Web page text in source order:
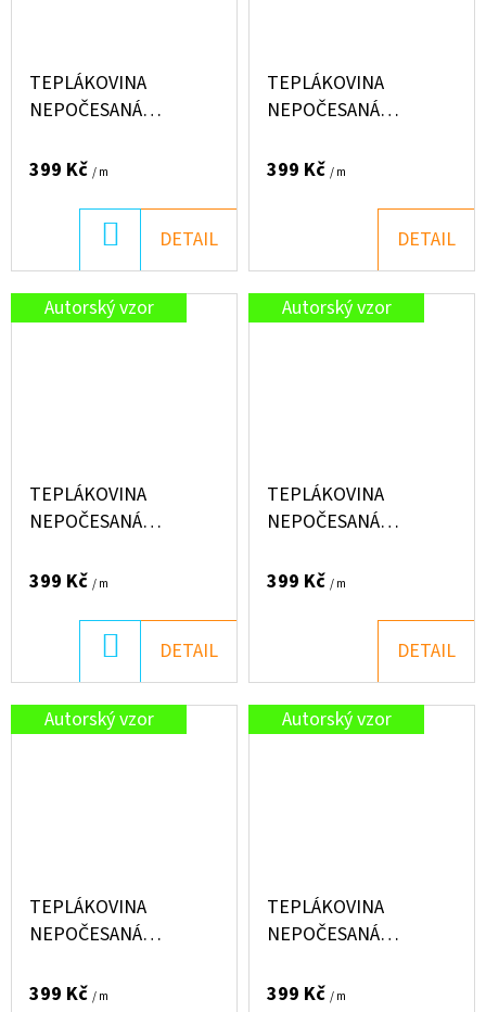
TEPLÁKOVINA
NEPOČESANÁ
KOSTKY AQUA
399 Kč / m
KOŠÍKU
DETAIL
TEPLÁKOVINA
NEPOČESANÁ
KOSTKY ČERNO-
399 Kč / m
DETAIL
Autorský vzor
TEPLÁKOVINA
NEPOČESANÁ
ZELENINKA
399 Kč / m
KOŠÍKU
DETAIL
Autorský vzor
TEPLÁKOVINA
NEPOČESANÁ
PEJSEK V MRKVI
399 Kč / m
DETAIL
Autorský vzor
TEPLÁKOVINA
NEPOČESANÁ
ROAD
399 Kč / m
Autorský vzor
TEPLÁKOVINA
NEPOČESANÁ
PRASÁTKA PRO HOLKY
399 Kč / m